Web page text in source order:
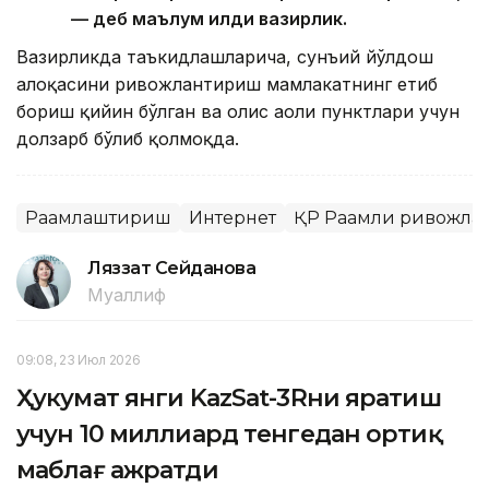
— деб маълум қилди вазирлик.
Вазирликда таъкидлашларича, сунъий йўлдош
алоқасини ривожлантириш мамлакатнинг етиб
бориш қийин бўлган ва олис аҳоли пунктлари учун
долзарб бўлиб қолмоқда.
Рақамлаштириш Интернет ҚР Рақамли
Ляззат Сейданова
Муаллиф
09:08, 23 Июл 2026
Ҳукумат янги KazSat-3Rни яратиш
учун 10 миллиард тенгедан ортиқ
маблағ ажратди